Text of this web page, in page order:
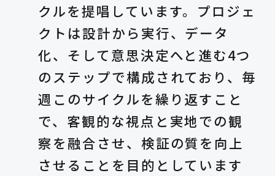
クルを提唱しています。プロジェ
クトは設計から実行、データ
化、そして意思決定へと進む4つ
のステップで構成されており、毎
週このサイクルを繰り返すこと
で、客観的な視点と実地での観
察を融合させ、検証の質を向上
させることを目的としています